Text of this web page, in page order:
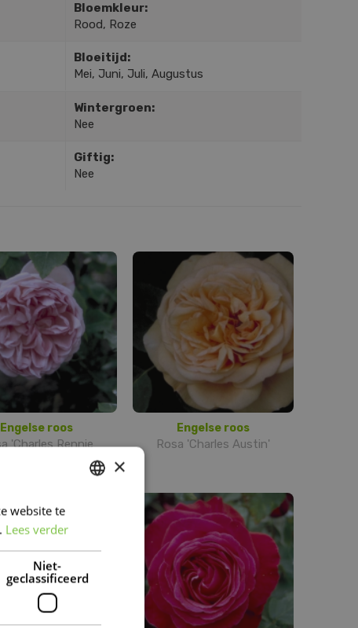
Bloemkleur:
Rood, Roze
Bloeitijd:
Mei, Juni, Juli, Augustus
Wintergroen:
Nee
Giftig:
Nee
Engelse roos
'Charles Rennie
Engelse roos
Rosa 'Charles Austin'
×
website te
Lees verder
Niet-
geclassificeerd